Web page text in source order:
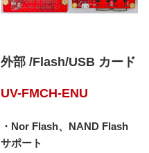
外部 /Flash/USB カード
UV-FMCH-ENU
・Nor Flash、NAND Flash
サポート